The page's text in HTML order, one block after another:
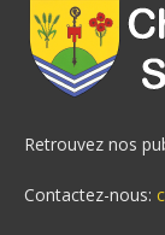
Retrouvez nos
Contactez-nous: